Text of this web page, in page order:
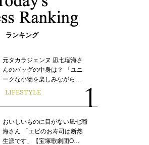
ランキング
元タカラジェンヌ 凪七瑠海さ
んのバッグの中身は？ 「ユニ
ークな小物を楽しみながら…
LIFESTYLE
おいしいものに目がない凪七瑠
海さん 「エビのお寿司は断然
生派です」【宝塚歌劇団O…